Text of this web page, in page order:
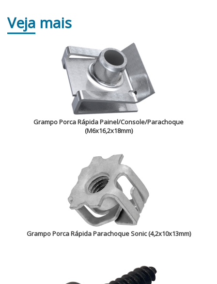
Veja mais
Grampo Porca Rápida Painel/Console/Parachoque
(M6x16,2x18mm)
Grampo Porca Rápida Parachoque Sonic (4,2x10x13mm)